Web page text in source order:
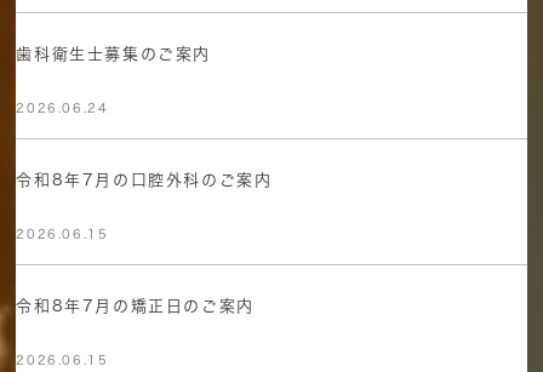
歯科衛生士募集のご案内
2026.06.24
令和8年7月の口腔外科のご案内
2026.06.15
令和8年7月の矯正日のご案内
2026.06.15